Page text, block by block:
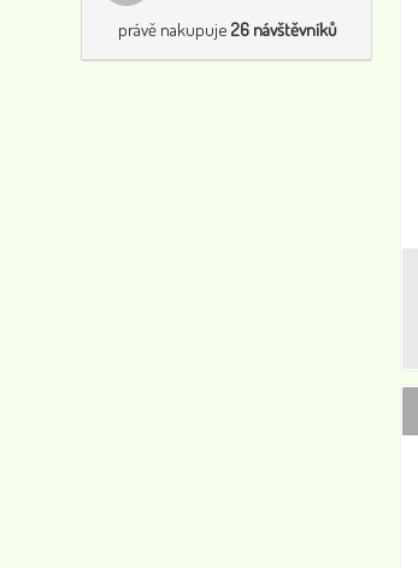
právě nakupuje26 návštěvníků